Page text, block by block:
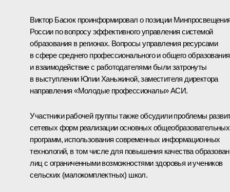
Виктор Басюк проинформировал о позиции
России по вопросу эффективного управления системой
образования в регионах. Вопросы управления ресурсами
в сфере среднего профессионального и общего образования
и взаимодействие с работодателями были затронуты
в выступлении Юлии Ханьжиной, заместителя директора
направления «Молодые профессионалы» АСИ.
Участники рабочей группы также обсудили проблемы
сетевых форм реализации основных общеобразовательных
программ, использования современных информационных
технологий, в том числе для повышения качества
лиц с ограниченными возможностями здоровья и учеников
сельских (малокомплектных) школ.